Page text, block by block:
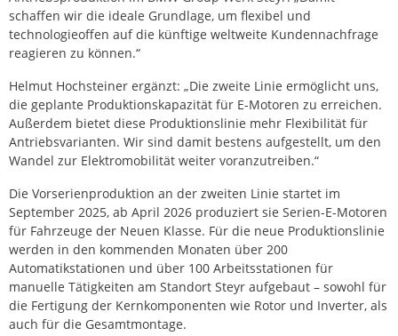
schaffen wir die ideale Grundlage, um flexibel und
technologieoffen auf die künftige weltweite Kundennachfrage
reagieren zu können.“
Helmut Hochsteiner ergänzt: „Die zweite Linie ermöglicht uns,
die geplante Produktionskapazität für E-Motoren zu erreichen.
Außerdem bietet diese Produktionslinie mehr Flexibilität für
Antriebsvarianten. Wir sind damit bestens aufgestellt, um den
Wandel zur Elektromobilität weiter voranzutreiben.“
Die Vorserienproduktion an der zweiten Linie startet im
September 2025, ab April 2026 produziert sie Serien-E-Motoren
für Fahrzeuge der Neuen Klasse. Für die neue Produktionslinie
werden in den kommenden Monaten über 200
Automatikstationen und über 100 Arbeitsstationen für
manuelle Tätigkeiten am Standort Steyr aufgebaut – sowohl für
die Fertigung der Kernkomponenten wie Rotor und Inverter, als
auch für die Gesamtmontage.